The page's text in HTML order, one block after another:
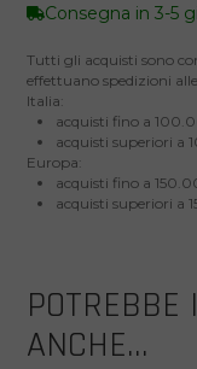
Consegna in 3-5
Tutti gli acquisti sono
effettuano spedizioni alle
Italia:
acquisti fino a
acquisti superiori a
Europa:
acquisti fino a
acquisti superiori a
POTREBBE
ANCHE...